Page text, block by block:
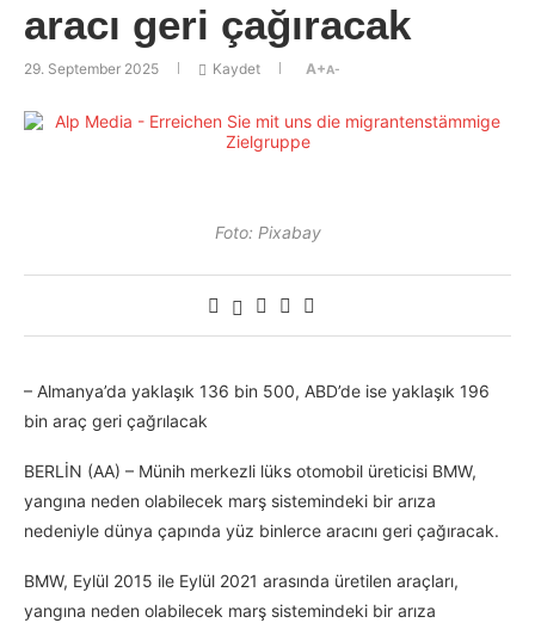
aracı geri çağıracak
29. September 2025 Kaydet A+A-
Foto: Pixabay
– Almanya’da yaklaşık 136 bin 500, ABD’de ise yaklaşık 196
bin araç geri çağrılacak
BERLİN (AA) – Münih merkezli lüks otomobil üreticisi BMW,
yangına neden olabilecek marş sistemindeki bir arıza
nedeniyle dünya çapında yüz binlerce aracını geri çağıracak.
BMW, Eylül 2015 ile Eylül 2021 arasında üretilen araçları,
yangına neden olabilecek marş sistemindeki bir arıza